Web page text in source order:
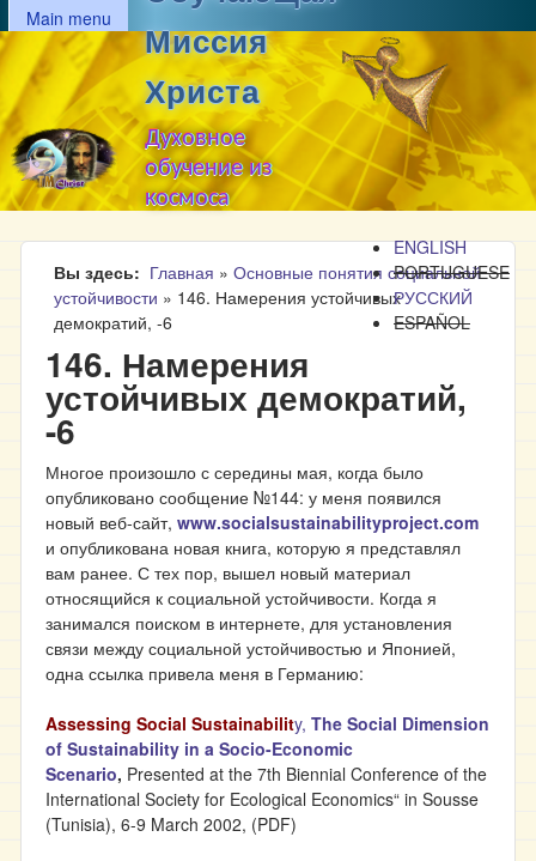
Перейти к основному
содержанию
MAIN MENU
Main menu
Миссия
Христа
Духовное
обучение из
космоса
ENGLISH
PORTUGUESE
РУССКИЙ
ESPAÑOL
Вы здесь Главная » Основные понятия социальной
устойчивости » 146. Намерения устойчивых
демократий, -6
146. Намерения
устойчивых демократий,
-6
Многое произошло с середины мая, когда было
опубликовано сообщение №144: у меня появился
новый веб-сайт, www.socialsustainabilityproject.com
и опубликована новая книга, которую я представлял
вам ранее. С тех пор, вышел новый материал
относящийся к социальной устойчивости. Когда я
занимался поиском в интернете, для установления
связи между социальной устойчивостью и Японией,
одна ссылка привела меня в Германию:
Assessing Social Sustainability, The Social Dimension
of Sustainability in a Socio-Economic
Scenario, Presented at the 7th Biennial Conference of the
International Society for Ecological Economics“ in Sousse
(Tunisia), 6-9 March 2002, (PDF)